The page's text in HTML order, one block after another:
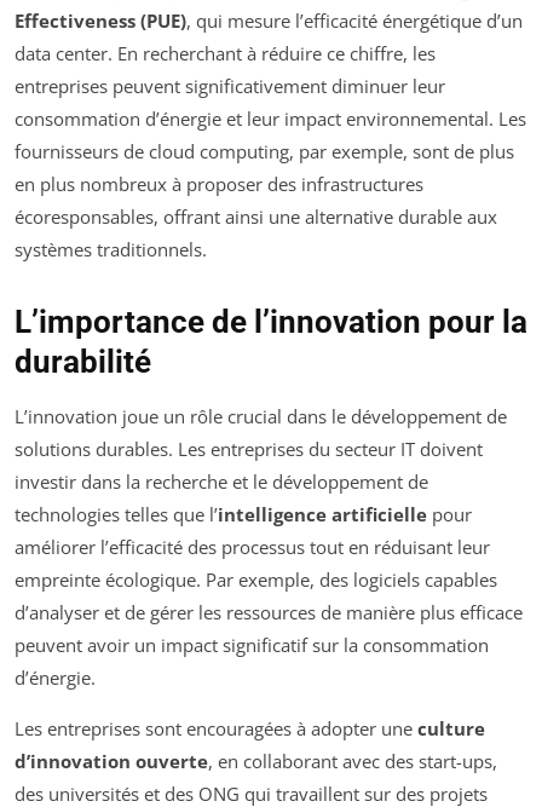
Effectiveness (PUE), qui mesure l’efficacité énergétique d’un
data center. En recherchant à réduire ce chiffre, les
entreprises peuvent significativement diminuer leur
consommation d’énergie et leur impact environnemental. Les
fournisseurs de cloud computing, par exemple, sont de plus
en plus nombreux à proposer des infrastructures
écoresponsables, offrant ainsi une alternative durable aux
systèmes traditionnels.
L’importance de l’innovation pour la
durabilité
L’innovation joue un rôle crucial dans le développement de
solutions durables. Les entreprises du secteur IT doivent
investir dans la recherche et le développement de
technologies telles que l’intelligence artificielle pour
améliorer l’efficacité des processus tout en réduisant leur
empreinte écologique. Par exemple, des logiciels capables
d’analyser et de gérer les ressources de manière plus efficace
peuvent avoir un impact significatif sur la consommation
d’énergie.
Les entreprises sont encouragées à adopter une culture
d’innovation ouverte, en collaborant avec des start-ups,
des universités et des ONG qui travaillent sur des projets